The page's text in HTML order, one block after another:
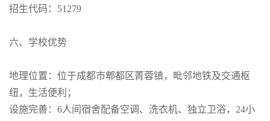
招生代码：51279
六、学校优势
地理位置：位于成都市郫都区菁蓉镇，毗邻地铁及交通枢
纽，生活便利；
设施完善：6人间宿舍配备空调、洗衣机、独立卫浴，24小